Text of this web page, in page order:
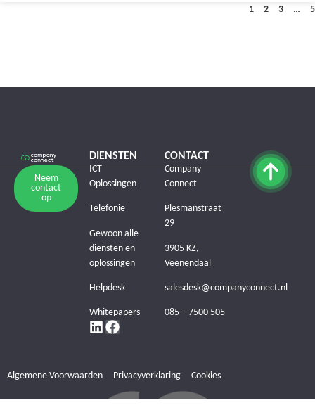
1 2 3 … 5
Neem
contact
op
DIENSTEN
ICT
Oplossingen
Telefonie
Gewoon alle
diensten en
oplossingen
Helpdesk
Whitepapers
CONTACT
Company
Connect
Plesmanstraat
29
3905 KZ,
Veenendaal
salesdesk@companyconnect.nl
085 – 7500 505
Algemene Voorwaarden Privacyverklaring Cookies